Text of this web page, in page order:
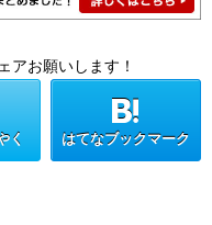
アお願いします！
く はてなブックマーク